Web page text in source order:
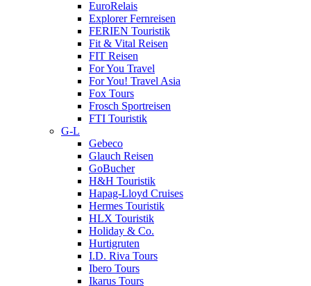
EuroRelais
Explorer Fernreisen
FERIEN Touristik
Fit & Vital Reisen
FIT Reisen
For You Travel
For You! Travel Asia
Fox Tours
Frosch Sportreisen
FTI Touristik
G-L
Gebeco
Glauch Reisen
GoBucher
H&H Touristik
Hapag-Lloyd Cruises
Hermes Touristik
HLX Touristik
Holiday & Co.
Hurtigruten
I.D. Riva Tours
Ibero Tours
Ikarus Tours